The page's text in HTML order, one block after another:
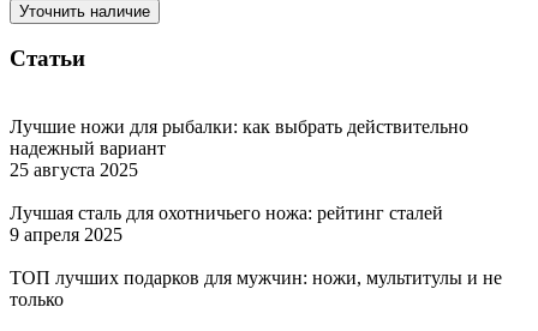
Уточнить наличие
Статьи
Лучшие ножи для рыбалки: как выбрать действительно
надежный вариант
25 августа 2025
Лучшая сталь для охотничьего ножа: рейтинг сталей
9 апреля 2025
ТОП лучших подарков для мужчин: ножи, мультитулы и не
только